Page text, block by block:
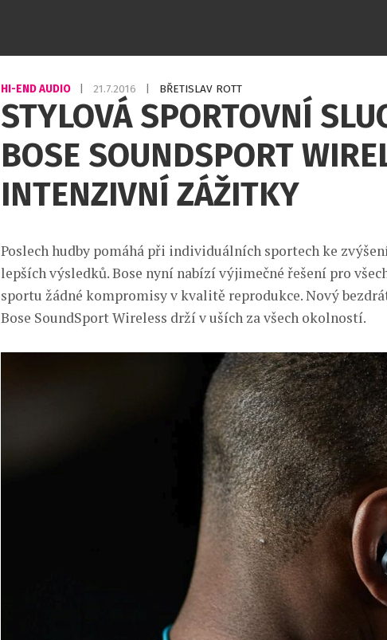
HI-END AUDIO 21.7.2016 BŘETISLAV ROTT
STYLOVÁ SPORTOVNÍ
BOSE SOUNDSPORT
INTENZIVNÍ ZÁŽITKY
Poslech hudby pomáhá při individuálních sportech ke
lepších výsledků. Bose nyní nabízí výjimečné řešení pro
sportu žádné kompromisy v kvalitě reprodukce. Nový
Bose SoundSport Wireless drží v uších za všech okolností.